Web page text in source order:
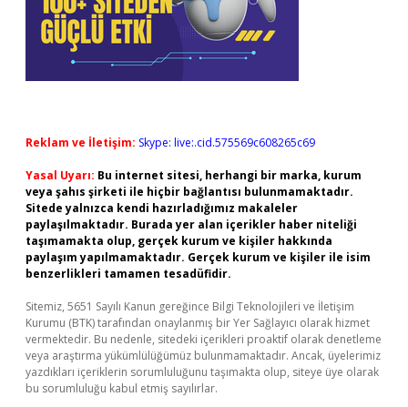
Reklam ve İletişim: Skype: live:.cid.575569c608265c69
Yasal Uyarı: Bu internet sitesi, herhangi bir marka, kurum
veya şahıs şirketi ile hiçbir bağlantısı bulunmamaktadır.
Sitede yalnızca kendi hazırladığımız makaleler
paylaşılmaktadır. Burada yer alan içerikler haber niteliği
taşımamakta olup, gerçek kurum ve kişiler hakkında
paylaşım yapılmamaktadır. Gerçek kurum ve kişiler ile isim
benzerlikleri tamamen tesadüfidir.
Sitemiz, 5651 Sayılı Kanun gereğince Bilgi Teknolojileri ve İletişim
Kurumu (BTK) tarafından onaylanmış bir Yer Sağlayıcı olarak hizmet
vermektedir. Bu nedenle, sitedeki içerikleri proaktif olarak denetleme
veya araştırma yükümlülüğümüz bulunmamaktadır. Ancak, üyelerimiz
yazdıkları içeriklerin sorumluluğunu taşımakta olup, siteye üye olarak
bu sorumluluğu kabul etmiş sayılırlar.